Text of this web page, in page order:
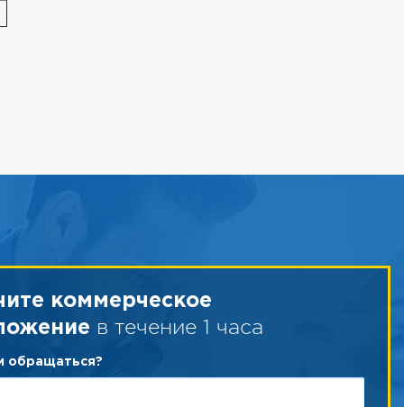
коммерческое
в течение 1 часа
обращаться?